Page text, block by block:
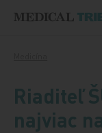
Riaditeľ
najviac